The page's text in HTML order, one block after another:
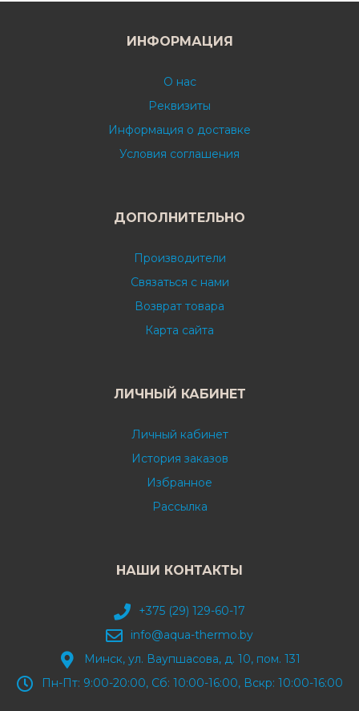
ИНФОРМАЦИЯ
О нас
Реквизиты
Информация о доставке
Условия соглашения
ДОПОЛНИТЕЛЬНО
Производители
Связаться с нами
Возврат товара
Карта сайта
ЛИЧНЫЙ КАБИНЕТ
Личный кабинет
История заказов
Избранное
Рассылка
НАШИ КОНТАКТЫ
+375 (29) 129-60-17
info@aqua-thermo.by
Минск, ул. Ваупшасова, д. 10, пом. 131
Пн-Пт: 9:00-20:00, Сб: 10:00-16:00, Вскр: 10:00-16:00